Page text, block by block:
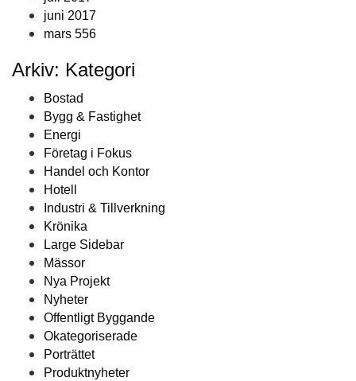
juni 2017
mars 556
Arkiv: Kategori
Bostad
Bygg & Fastighet
Energi
Företag i Fokus
Handel och Kontor
Hotell
Industri & Tillverkning
Krönika
Large Sidebar
Mässor
Nya Projekt
Nyheter
Offentligt Byggande
Okategoriserade
Porträttet
Produktnyheter